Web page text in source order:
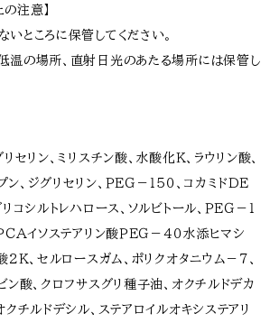
注意】
ところに保管してください。
の場所、直射日光のあたる場所には保管し
セリン、ミリスチン酸、水酸化Ｋ、ラウリン酸、
ジグリセリン、ＰＥＧ－１５０、コカミドＤＥ
コシルトレハロース、ソルビトール、ＰＥＧ－１
ＣＡイソステアリン酸ＰＥＧ－４０水添ヒマシ
Ｋ、セルロースガム、ポリクオタニウム－７、
ン酸、クロフサスグリ種子油、オクチルドデカ
クチルドデシル、ステアロイルオキシステアリ